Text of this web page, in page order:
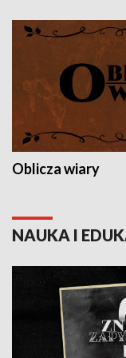
Oblicza wiary
NAUKA I